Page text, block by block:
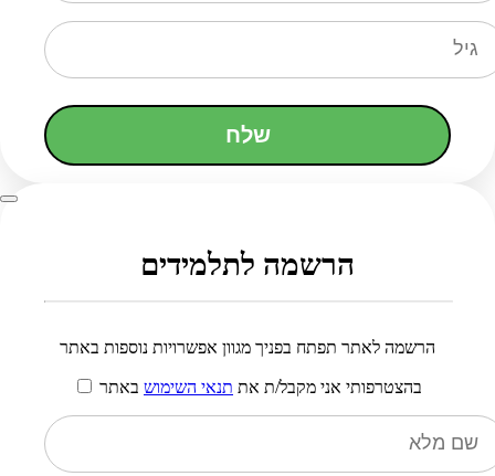
שלח
הרשמה לתלמידים
הרשמה לאתר תפתח בפניך מגוון אפשרויות נוספות באתר
בהצטרפותי אני מקבל/ת את תנאי השימוש באתר